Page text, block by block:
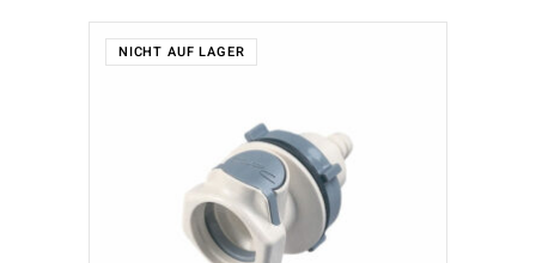
NICHT AUF LAGER
WEITERLESEN